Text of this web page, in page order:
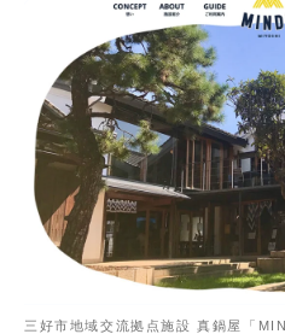
三好市地域交流拠点施設 真鍋屋「